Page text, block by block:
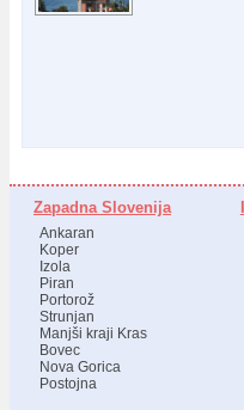
Zapadna Slovenija
Ankaran
Koper
Izola
Piran
Portorož
Strunjan
Manjši kraji Kras
Bovec
Nova Gorica
Postojna